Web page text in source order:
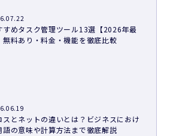
すめタスク管理ツール13選【2026年最
無料あり・料金・機能を徹底比較
スとネットの違いとは？ビジネスにおけ
語の意味や計算方法まで徹底解説